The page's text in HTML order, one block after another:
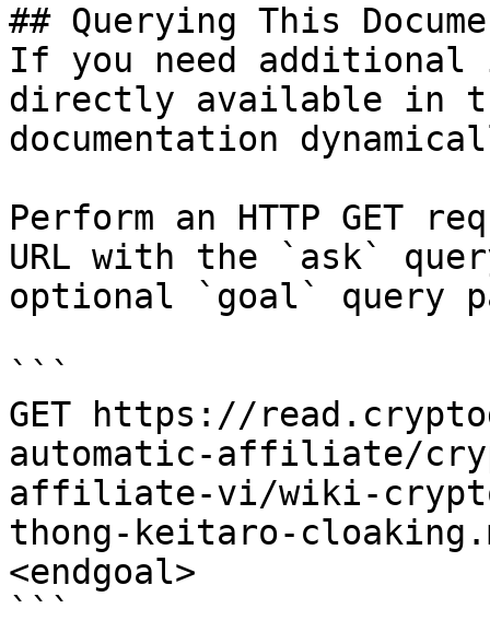
## Querying This
If you need
directly available in
documentation
Perform an HTTP GET
URL with the `ask`
optional `goal` query
```
GET https://
automatic-affiliate/
affiliate-vi/wiki-
thong-keitaro-
<endgoal>
```